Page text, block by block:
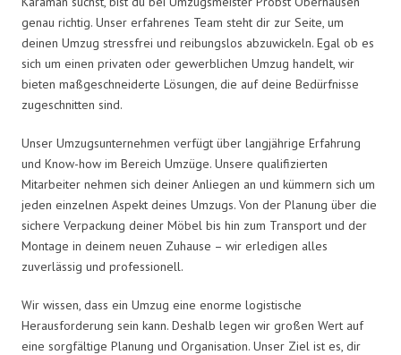
genau richtig. Unser erfahrenes Team steht dir zur Seite, um
deinen Umzug stressfrei und reibungslos abzuwickeln. Egal ob es
sich um einen privaten oder gewerblichen Umzug handelt, wir
bieten maßgeschneiderte Lösungen, die auf deine Bedürfnisse
zugeschnitten sind.
Unser Umzugsunternehmen verfügt über langjährige Erfahrung
und Know-how im Bereich Umzüge. Unsere qualifizierten
Mitarbeiter nehmen sich deiner Anliegen an und kümmern sich um
jeden einzelnen Aspekt deines Umzugs. Von der Planung über die
sichere Verpackung deiner Möbel bis hin zum Transport und der
Montage in deinem neuen Zuhause – wir erledigen alles
zuverlässig und professionell.
Wir wissen, dass ein Umzug eine enorme logistische
Herausforderung sein kann. Deshalb legen wir großen Wert auf
eine sorgfältige Planung und Organisation. Unser Ziel ist es, dir